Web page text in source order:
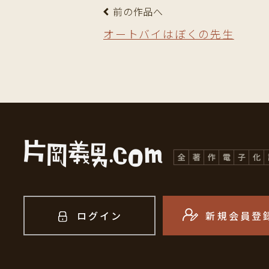
前の作品へ
オートバイはぼくの先生
ログイン 新規会員登